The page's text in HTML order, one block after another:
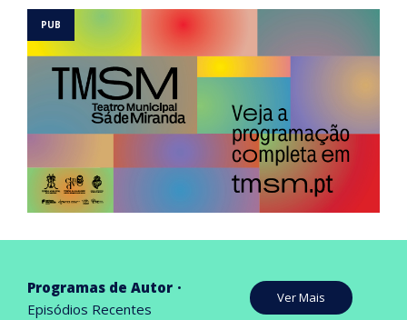
Programas de Autor
Episódios Recentes
Ver Mais